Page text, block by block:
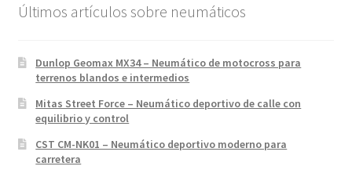
Últimos artículos sobre neumáticos
Dunlop Geomax MX34 – Neumático de motocross para
terrenos blandos e intermedios
Mitas Street Force – Neumático deportivo de calle con
equilibrio y control
CST CM-NK01 – Neumático deportivo moderno para
carretera